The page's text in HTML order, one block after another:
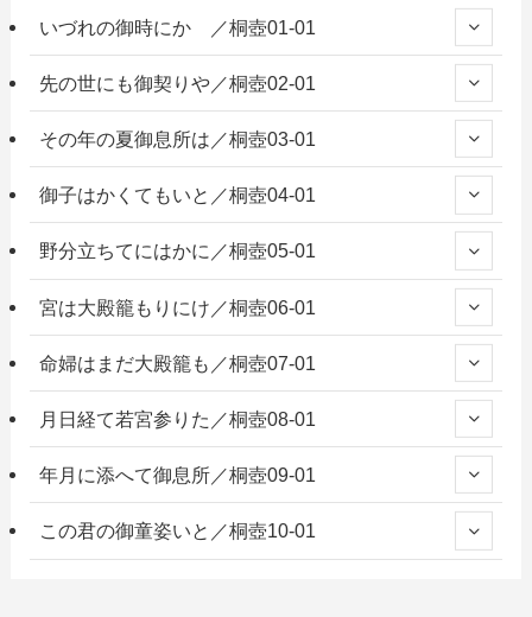
いづれの御時にか ／桐壺01-01
先の世にも御契りや／桐壺02-01
その年の夏御息所は／桐壺03-01
御子はかくてもいと／桐壺04-01
野分立ちてにはかに／桐壺05-01
宮は大殿籠もりにけ／桐壺06-01
命婦はまだ大殿籠も／桐壺07-01
月日経て若宮参りた／桐壺08-01
年月に添へて御息所／桐壺09-01
この君の御童姿いと／桐壺10-01